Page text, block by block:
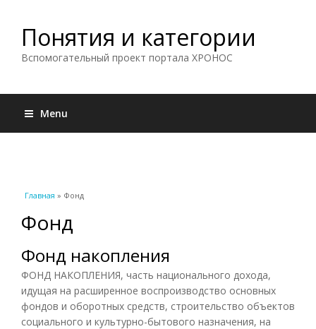
Понятия и категории
Вспомогательный проект портала ХРОНОС
Menu
Вы здесь
Главная » Фонд
Фонд
Фонд накопления
ФОНД НАКОПЛЕНИЯ, часть национального дохода,
идущая на расширенное воспроизводство основных
фондов и оборотных средств, строительство объектов
социального и культурно-бытового назначения, на